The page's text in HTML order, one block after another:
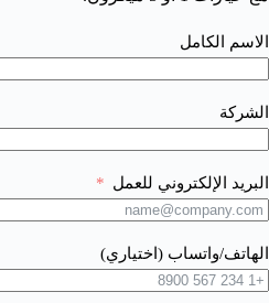
الاسم الكامل
الشركة
البريد الإلكتروني للعمل
الهاتف/واتساب (اختياري)